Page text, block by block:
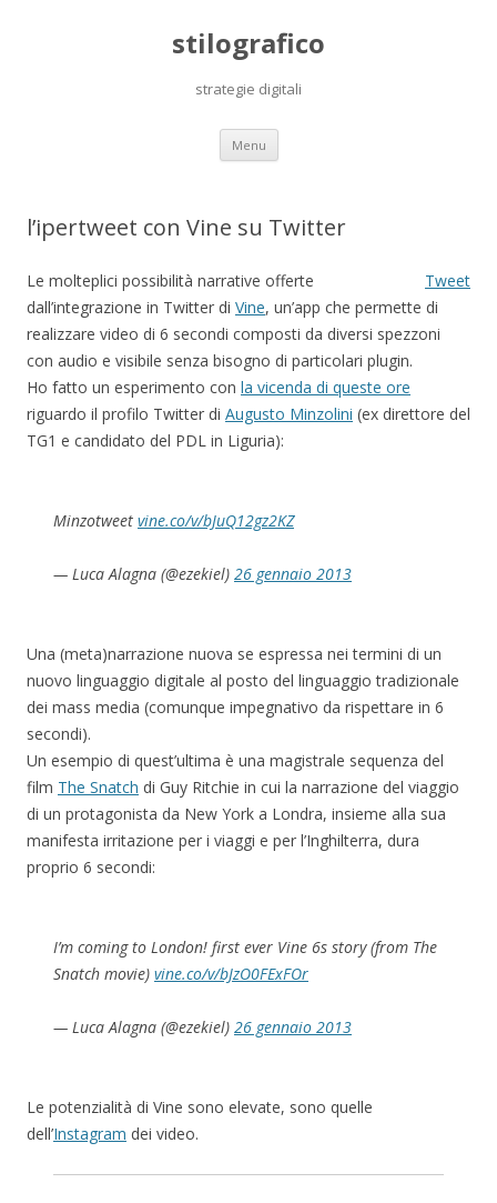
stilografico
strategie digitali
Menu Skip
content
l’ipertweet con Vine su Twitter
Tweet
Le molteplici possibilità narrative offerte
dall’integrazione in Twitter di Vine, un’app che permette di
realizzare video di 6 secondi composti da diversi spezzoni
con audio e visibile senza bisogno di particolari plugin.
Ho fatto un esperimento con la vicenda di queste ore
riguardo il profilo Twitter di Augusto Minzolini (ex direttore del
TG1 e candidato del PDL in Liguria):
Minzotweet vine.co/v/bJuQ12gz2KZ
— Luca Alagna (@ezekiel) 26 gennaio 2013
Una (meta)narrazione nuova se espressa nei termini di un
nuovo linguaggio digitale al posto del linguaggio tradizionale
dei mass media (comunque impegnativo da rispettare in 6
secondi).
Un esempio di quest’ultima è una magistrale sequenza del
film The Snatch di Guy Ritchie in cui la narrazione del viaggio
di un protagonista da New York a Londra, insieme alla sua
manifesta irritazione per i viaggi e per l’Inghilterra, dura
proprio 6 secondi:
I’m coming to London! first ever Vine 6s story (from The
Snatch movie) vine.co/v/bJzO0FExFOr
— Luca Alagna (@ezekiel) 26 gennaio 2013
Le potenzialità di Vine sono elevate, sono quelle
dell’Instagram dei video.